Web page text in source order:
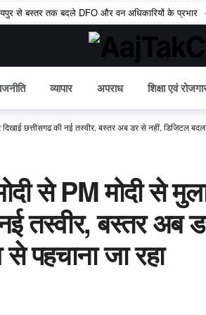
से बस्तर तक बदले DFO और वन अधिकारियों के प्रभार
इन राशियों का भाग्य, जानें किस पर रहेगी साढ़ेसाती
5
कर्मचारियों का DA 55% से बढ़कर 58%
6
की मांग लेकर पहुंचा अदालत
6 hours ago
बसों को मिली मंजूरी
6 hours ago
बाजारों में चमकेगी पहचान
मिलेगा सिर्फ 10% कनकी वाला चावल
1 day ago
को चुनौती देने वाली याचिका खारिज
1 day ago
व्यापार अपराध शिक्षा एवं
छत्तीसगढ़ की नई तस्वीर, बस्तर अब डर से नहीं, डिजिटल
से PM मोदी से
तस्वीर, बस्तर अब
पहचाना जा रहा